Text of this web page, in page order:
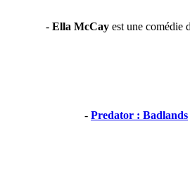
- Ella McCay est une comédie
- Predator : Badlands